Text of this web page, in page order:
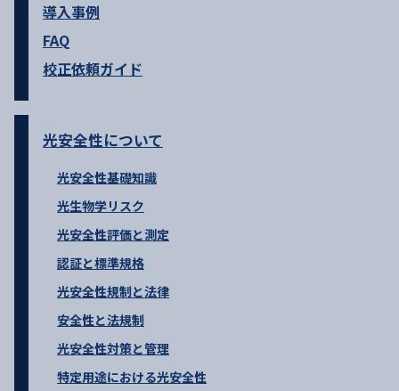
導入事例
FAQ
校正依頼ガイド
光安全性について
光安全性基礎知識
光生物学リスク
光安全性評価と測定
認証と標準規格
光安全性規制と法律
安全性と法規制
光安全性対策と管理
特定用途における光安全性